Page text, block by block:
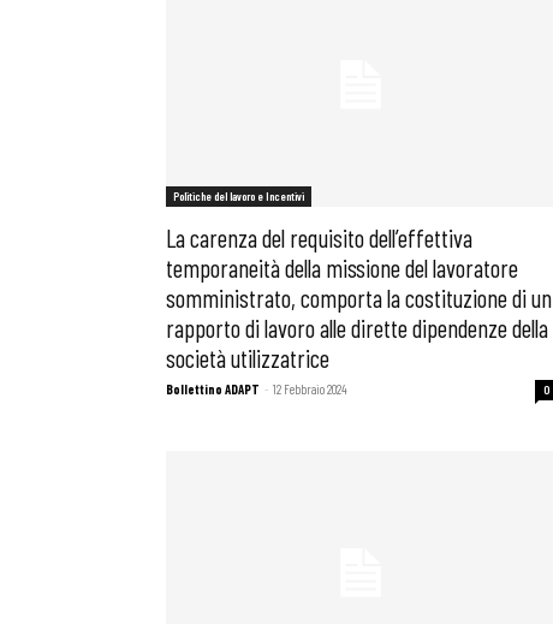
Politiche del lavoro e Incentivi
La carenza del requisito dell’effettiva
temporaneità della missione del lavoratore
somministrato, comporta la costituzione di un
rapporto di lavoro alle dirette dipendenze della
società utilizzatrice
Bollettino ADAPT - 12 Febbraio 2024 0